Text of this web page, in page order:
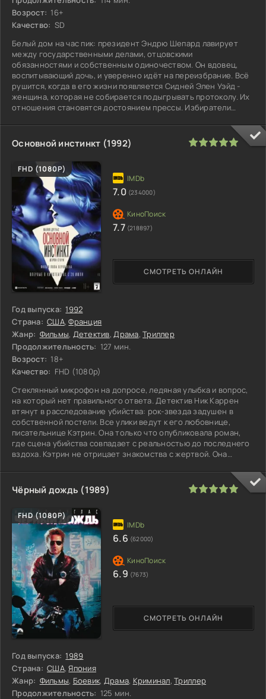
Возрост: 16+
Качество: SD
Белый дом на час пик: президент Эндрю Шепард лавирует
между государственными делами, отцовскими
обязанностями и собственным одиночеством. Он вдовец,
воспитывающий дочь, и уверенно идёт на переизбрание. Всё
рушится, когда в его жизни появляется Сидней Элен Уэйд -
женщина, которая не собирается подыгрывать протоколу. Их
отношения становятся достоянием прессы. Избиратели
Основной инстинкт (1992)
FHD (1080P)
Год выпуска: 1992
Страна: США,Франция
Жанр: Фильмы, Детектив,Драма,Триллер
Продолжительность: 127 мин.
Возрост: 18+
Качество: FHD (1080p)
Стеклянный микрофон на допросе, ледяная улыбка и вопрос,
на который нет правильного ответа. Детектив Ник Каррен
втянут в расследование убийства: рок-звезда задушен в
собственной постели. Все улики ведут к его любовнице,
писательнице Кэтрин. Она только что опубликовала роман,
где сцена убийства совпадает с реальностью до последнего
вздоха. Кэтрин не отрицает знакомства с жертвой. Она
СМОТРЕТЬ ОНЛАЙН
7.0 (234000)
7.7 (218897)
100 1
Чёрный дождь (1989)
FHD (1080P)
Год выпуска: 1989
Страна: США,Япония
Жанр: Фильмы, Боевик, Драма, Криминал,Триллер
Продолжительность: 125 мин.
СМОТРЕТЬ ОНЛАЙН
6.6 (62000)
6.9 (7673)
100